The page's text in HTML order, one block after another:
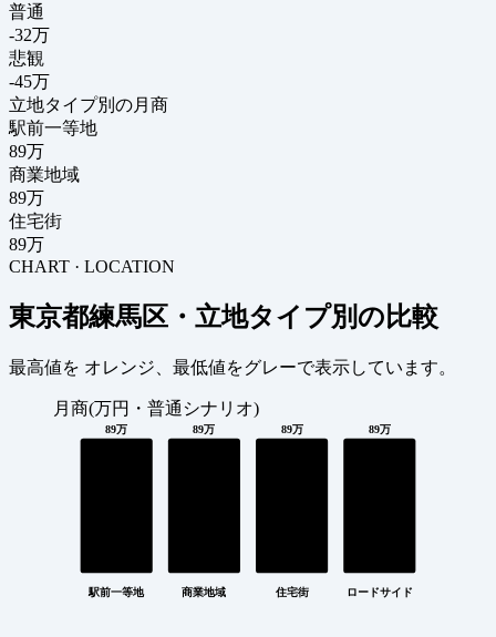
普通
-32万
悲観
-45万
立地タイプ別の月商
駅前一等地
89万
商業地域
89万
住宅街
89万
CHART · LOCATION
東京都練馬区・立地タイプ別の比較
最高値を オレンジ 、最低値をグレーで表示しています。
月商(万円・普通シナリオ)
89万
駅前一等地
89万
商業地域
89万
住宅街
89万
ロードサイド